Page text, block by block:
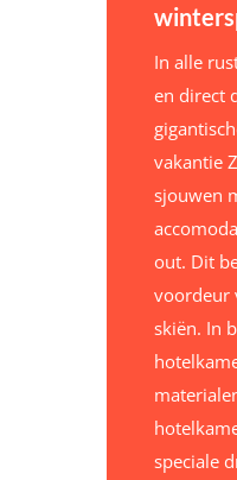
In alle
en direct
vakantie
sjouwen
out. Dit
voordeur
skiën. In
speciale